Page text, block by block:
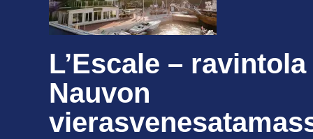
L’Escale – ravintola
Nauvon